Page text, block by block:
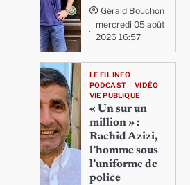
Gérald Bouchon
mercredi 05 août
2026 16:57
LE FIL INFO
PODCAST
VIDÉO
VIE PUBLIQUE
« Un sur un
million » :
Rachid Azizi,
l’homme sous
l’uniforme de
police